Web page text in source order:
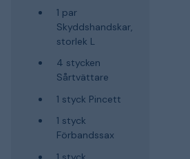
1 par
Skyddshandskar,
storlek L
4 stycken
Sårtvättare
1 styck Pincett
1 styck
Förbandssax